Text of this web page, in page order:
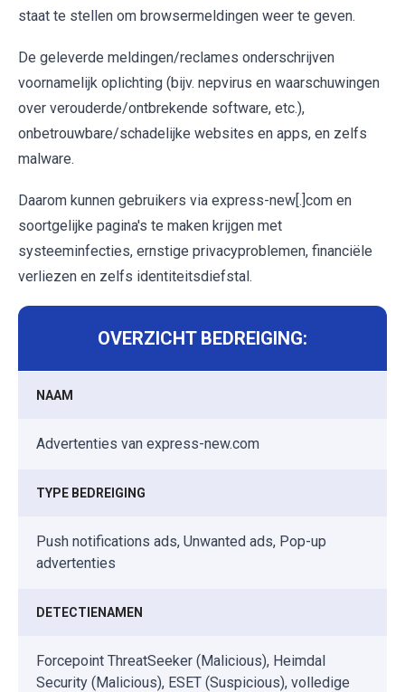
staat te stellen om browsermeldingen weer te geven.
De geleverde meldingen/reclames onderschrijven
voornamelijk oplichting (bijv. nepvirus en waarschuwingen
over verouderde/ontbrekende software, etc.),
onbetrouwbare/schadelijke websites en apps, en zelfs
malware.
Daarom kunnen gebruikers via express-new[.]com en
soortgelijke pagina's te maken krijgen met
systeeminfecties, ernstige privacyproblemen, financiële
verliezen en zelfs identiteitsdiefstal.
OVERZICHT BEDREIGING:
NAAM
Advertenties van express-new.com
TYPE BEDREIGING
Push notifications ads, Unwanted ads, Pop-up
advertenties
DETECTIENAMEN
Forcepoint ThreatSeeker (Malicious), Heimdal
Security (Malicious), ESET (Suspicious), volledige